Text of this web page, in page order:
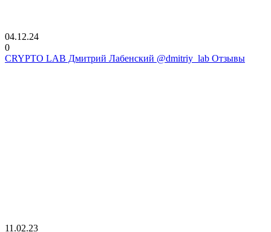
04.12.24
0
CRYPTO LAB Дмитрий Лабенский @dmitriy_lab Отзывы
11.02.23